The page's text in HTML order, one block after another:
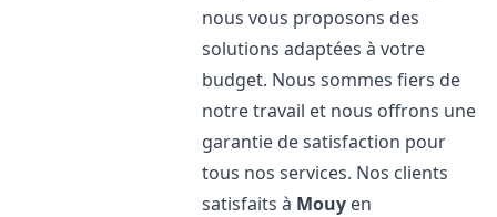
nous vous proposons des
solutions adaptées à votre
budget. Nous sommes fiers de
notre travail et nous offrons une
garantie de satisfaction pour
tous nos services. Nos clients
satisfaits à Mouy en